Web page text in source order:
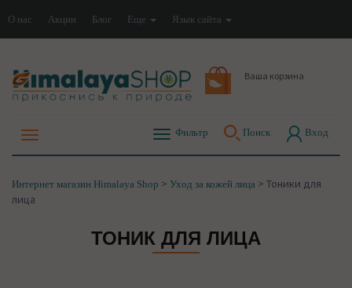
О нас Акции Блог Еще Язык сайта
Ваша корзина
Фильтр Поиск Вход
Интернет магазин Himalaya Shop > Уход за кожей лица > Тоники для
лица
ТОНИК ДЛЯ ЛИЦА